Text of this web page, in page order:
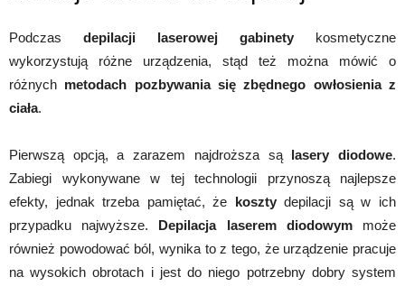
Podczas depilacji laserowej gabinety kosmetyczne
wykorzystują różne urządzenia, stąd też można mówić o
różnych metodach pozbywania się zbędnego owłosienia z
ciała.
Pierwszą opcją, a zarazem najdroższa są lasery diodowe.
Zabiegi wykonywane w tej technologii przynoszą najlepsze
efekty, jednak trzeba pamiętać, że kosztydepilacji są w ich
przypadku najwyższe. Depilacja laserem diodowymmoże
również powodować ból, wynika to z tego, że urządzenie pracuje
na wysokich obrotach i jest do niego potrzebny dobry system